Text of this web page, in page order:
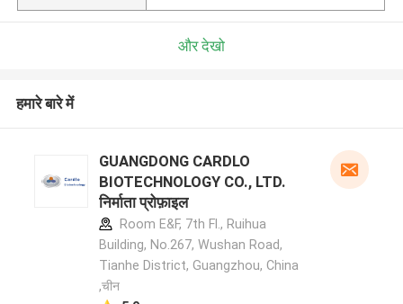
और देखो
हमारे बारे में
GUANGDONG CARDLO
BIOTECHNOLOGY CO., LTD.
निर्माता प्रोफ़ाइल
Room E&F, 7th Fl., Ruihua
Building, No.267, Wushan Road,
Tianhe District, Guangzhou, China
,चीन